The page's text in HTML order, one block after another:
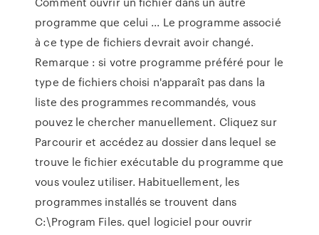
programme que celui ... Le programme associé
à ce type de fichiers devrait avoir changé.
Remarque : si votre programme préféré pour le
type de fichiers choisi n'apparaît pas dans la
liste des programmes recommandés, vous
pouvez le chercher manuellement. Cliquez sur
Parcourir et accédez au dossier dans lequel se
trouve le fichier exécutable du programme que
vous voulez utiliser. Habituellement, les
programmes installés se trouvent dans
C:\Program Files. quel logiciel pour ouvrir